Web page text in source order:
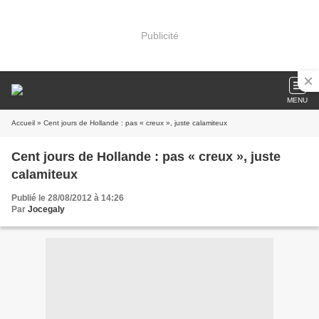
Publicité
MENU
Accueil » Cent jours de Hollande : pas « creux », juste calamiteux
Cent jours de Hollande : pas « creux », juste
calamiteux
Publié le 28/08/2012 à 14:26
Par Jocegaly